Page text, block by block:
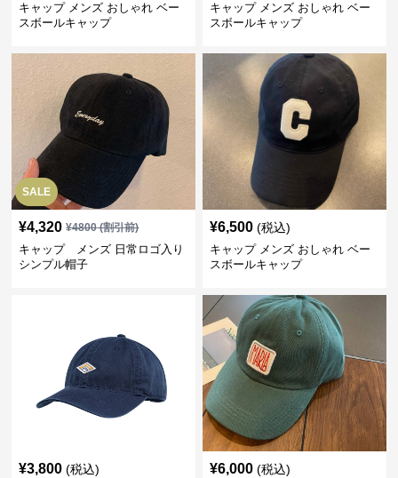
キャップ メンズ おしゃれ ベー
スボールキャップ
キャップ メンズ おしゃれ ベー
スボールキャップ
SALE
¥4,320 ¥4800(割引前)
キャップ メンズ 日常ロゴ入り
シンプル帽子
¥6,500 (税込)
キャップ メンズ おしゃれ ベー
スボールキャップ
¥3,800 (税込) ¥6,000 (税込)